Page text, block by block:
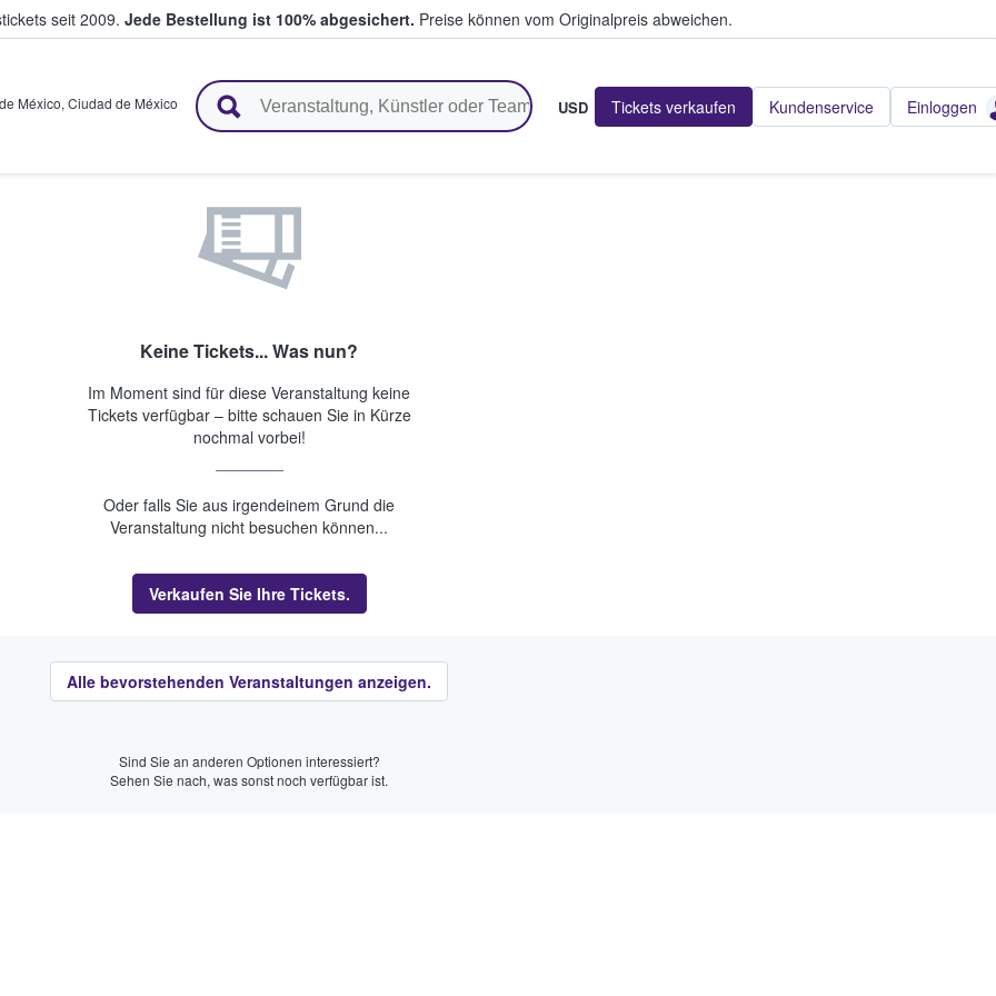
seit 2009. Jede Bestellung ist 100% abgesichert. Preise können vom Originalpreis abweichen.
& verkaufen
México, Ciudad de México
USD Tickets verkaufen Kundenservice Einloggen
Keine Tickets... Was nun?
Im Moment sind für diese Veranstaltung keine
Tickets verfügbar – bitte schauen Sie in Kürze
nochmal vorbei!
Oder falls Sie aus irgendeinem Grund die
Veranstaltung nicht besuchen können...
Verkaufen Sie Ihre Tickets.
Alle bevorstehenden Veranstaltungen anzeigen.
Sind Sie an anderen Optionen interessiert?
Sehen Sie nach, was sonst noch verfügbar ist.